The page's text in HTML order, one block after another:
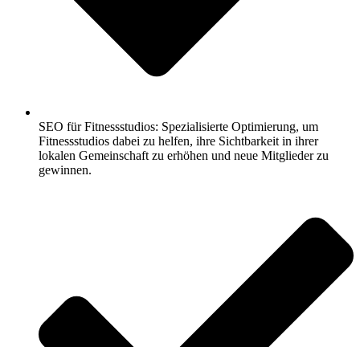
SEO für Fitnessstudios: Spezialisierte Optimierung, um
Fitnessstudios dabei zu helfen, ihre Sichtbarkeit in ihrer
lokalen Gemeinschaft zu erhöhen und neue Mitglieder zu
gewinnen.